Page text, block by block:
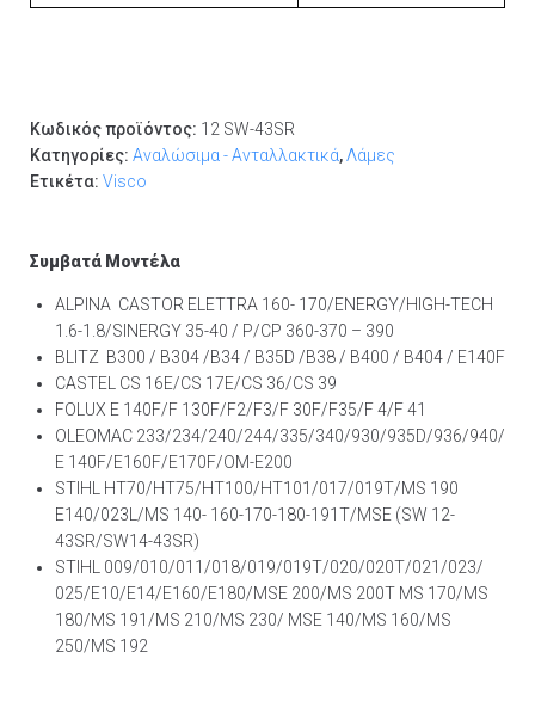
Κωδικός προϊόντος: 12 SW-43SR
Κατηγορίες: Αναλώσιμα - Ανταλλακτικά,Λάμες
Ετικέτα: Visco
Συμβατά Μοντέλα
ALPINA CASTOR ELETTRA 160- 170/ENERGY/HIGH-TECH
1.6-1.8/SINERGY 35-40 / P/CP 360-370 – 390
BLITZ B300 / B304 /B34 / B35D /B38 / B400 / B404 / E140F
CASTEL CS 16E/CS 17E/CS 36/CS 39
FOLUX E 140F/F 130F/F2/F3/F 30F/F35/F 4/F 41
OLEOMAC 233/234/240/244/335/340/930/935D/936/940/
E 140F/E160F/E170F/OM-E200
STIHL HT70/HT75/HT100/HT101/017/019T/MS 190
E140/023L/MS 140- 160-170-180-191T/MSE (SW 12-
43SR/SW14-43SR)
STIHL 009/010/011/018/019/019T/020/020T/021/023/
025/E10/E14/E160/E180/MSE 200/MS 200T MS 170/MS
180/MS 191/MS 210/MS 230/ MSE 140/MS 160/MS
250/MS 192